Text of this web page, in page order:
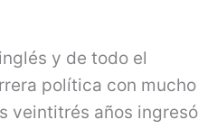
y de todo el
política con mucho
veintitrés años ingresó